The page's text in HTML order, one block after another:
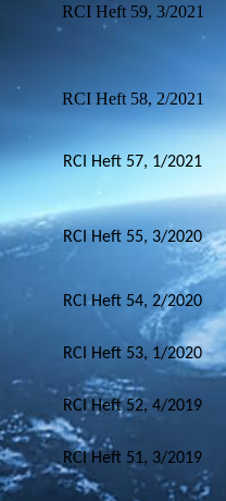
RCI Heft 59, 3/2021
RCI Heft 58, 2/2021
RCI Heft 57, 1/2021
RCI Heft 55, 3/2020
RCI Heft 54, 2/2020
RCI Heft 53, 1/2020
RCI Heft 52, 4/2019
RCI Heft 51, 3/2019